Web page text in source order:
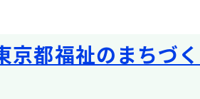
京都福祉のまちづ